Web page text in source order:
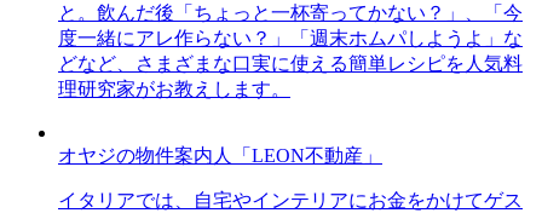
と。飲んだ後「ちょっと一杯寄ってかない？」、「今
度一緒にアレ作らない？」「週末ホムパしようよ」な
どなど、さまざまな口実に使える簡単レシピを人気料
理研究家がお教えします。
オヤジの物件案内人「LEON不動産」
イタリアでは、自宅やインテリアにお金をかけてゲス